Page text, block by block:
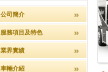
公司簡介
服務項目及特色
業界實績
車輛介紹